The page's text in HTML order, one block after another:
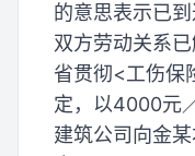
的意思表示已
双方劳动关系
省贯彻<工伤保
定，以4000元
建筑公司向金